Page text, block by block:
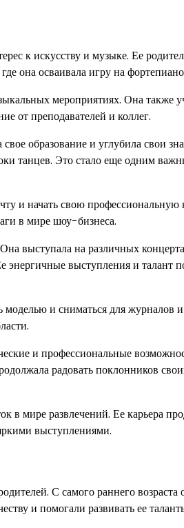
к искусству и музыке. Ее
она осваивала игру на
мероприятиях. Она также
от преподавателей и коллег.
образование и углубила свои
танцев. Это стало еще одним
и начать свою профессиональную
в мире шоу-бизнеса.
выступала на различных
энергичные выступления и талант
моделью и сниматься для журналов
и профессиональные
радовать поклонников
в мире развлечений. Ее карьера
выступлениями.
С самого раннего возраста
и помогали развивать ее